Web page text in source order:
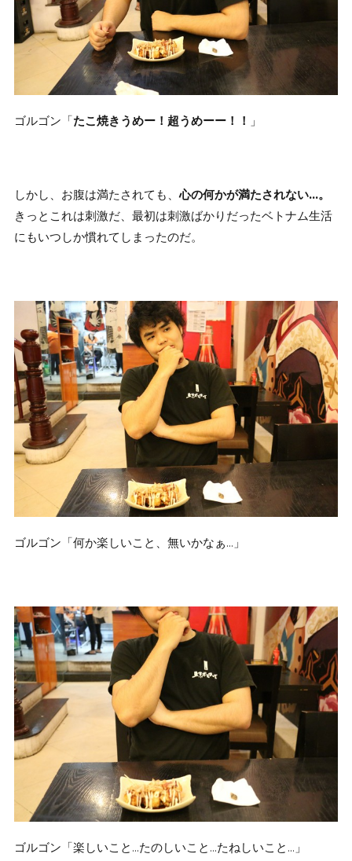
ゴルゴン「 たこ焼きうめー！超うめーー！！ 」
しかし、お腹は満たされても、心の何かが満たされない…。
きっとこれは刺激だ、最初は刺激ばかりだったベトナム生活
にもいつしか慣れてしまったのだ。
ゴルゴン「何か楽しいこと、無いかなぁ…」
ゴルゴン「楽しいこと…たのしいこと…たねしいこと…」